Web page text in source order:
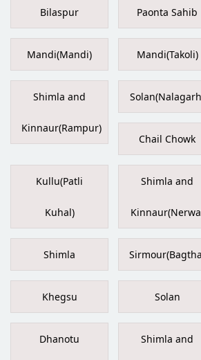
Bilaspur Paonta Sahib
Mandi(Mandi) Mandi(Takoli)
Shimla and
Kinnaur(Rampur)
Chail Chowk
Kullu(Patli
Kuhal)
Shimla and
Shimla
Khegsu Solan
Dhanotu Shimla and